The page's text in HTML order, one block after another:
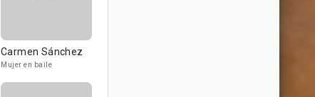
Carmen Sánchez
Mujer en baile